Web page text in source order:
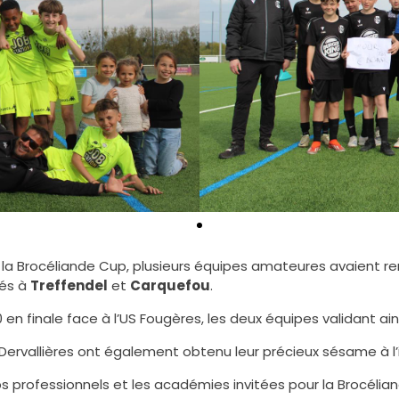
Brocéliande Cup, plusieurs équipes amateures avaient
à Treffendel et Carquefou.
en finale face à l’US Fougères, les deux équipes validant
Dervallières ont également obtenu leur précieux sésame à
et les académies invitées pour la